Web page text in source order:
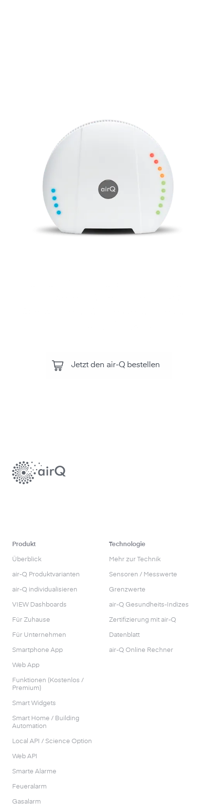
Jetzt den air-Q bestellen
Produkt
Überblick
air-Q Produktvarianten
air-Q individualisieren
VIEW Dashboards
Für Zuhause
Für Unternehmen
Smartphone App
Web App
Funktionen (Kostenlos /
Premium)
Smart Widgets
Smart Home / Building
Automation
Local API / Science Option
Web API
Smarte Alarme
Feueralarm
Gasalarm
Technologie
Mehr zur Technik
Sensoren / Messwerte
Grenzwerte
air-Q Gesundheits-Indizes
Zertifizierung mit air-Q
Datenblatt
air-Q Online Rechner